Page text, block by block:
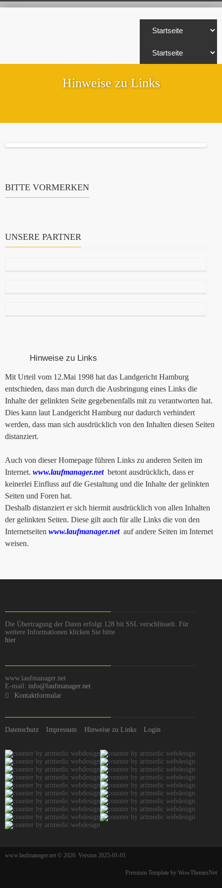
Hinweise zu Links
BITTE VORMERKEN
UNSERE PARTNER
Hinweise zu Links
Mit Urteil vom 12.Mai 1998 hat das Landgericht Hamburg
entschieden, dass man durch die Ausbringung eines Links die
Inhalte der gelinkten Seite gegebenenfalls mit zu verantworten hat.
Dies kann laut Landgericht Hamburg nur dadurch verhindert
werden, dass man sich ausdrücklich von den Inhalten diesen Seiten
distanziert.
Auch von dieser Homepage führen Links zu anderen Seiten im
Internet. www.laufmanager.netbetont ausdrücklich, dass er
keinerlei Einfluss auf die Gestaltung und die Inhalte der gelinkten
Seiten und Foren hat.
Deshalb distanziert er sich hiermit ausdrücklich von allen Inhalten
der gelinkten Seiten. Diese gilt auch für alle Links die von den
Internetseiten www.laufmanager.net auf andere Seiten im Internet
weisen.
Die Übertragung der Daten erfolgt 128 bit SSL verschlüsselt. Für
weitere Informationen klicken Sie bitte
hier
www.laufmanager.net
E-mail: info@laufmanager.net
Kontaktformular
Datenschutz Impressum Hinweise zu Links Login
www.laufmanager.net © 2020. Version 2025-01-01
Premium Template by WowThemesNet